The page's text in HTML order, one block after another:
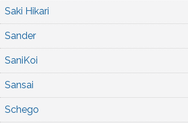
Saki Hikari
Sander
SaniKoi
Sansai
Schego